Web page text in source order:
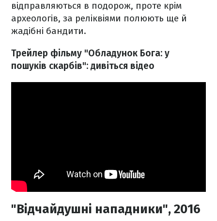
відправляються в подорож, проте крім
археологів, за реліквіями полюють ще й
жадібні бандити.
Трейлер фільму "Обладунок Бога: у
пошуків скарбів": дивіться відео
"Відчайдушні нападники", 2016